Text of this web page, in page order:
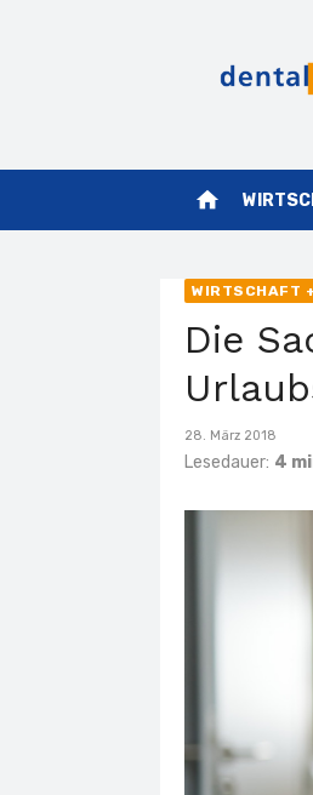
home
WIRTSCHAFT
Die
Veröffentlicht
am
28. März 2018
Lesedauer: 4